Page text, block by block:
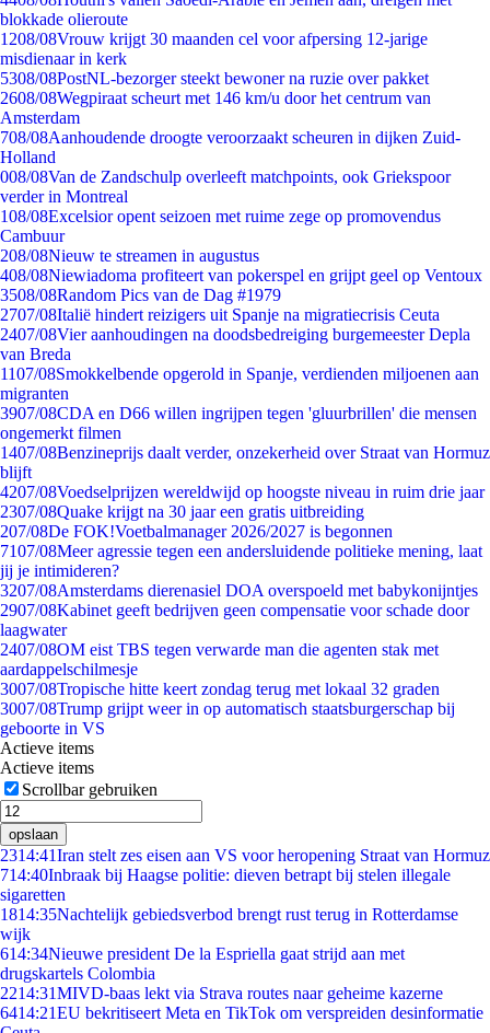
blokkade olieroute
1208/08Vrouw krijgt 30 maanden cel voor afpersing 12-jarige
misdienaar in kerk
5308/08PostNL-bezorger steekt bewoner na ruzie over pakket
2608/08Wegpiraat scheurt met 146 km/u door het centrum van
Amsterdam
708/08Aanhoudende droogte veroorzaakt scheuren in dijken Zuid-
Holland
008/08Van de Zandschulp overleeft matchpoints, ook Griekspoor
verder in Montreal
108/08Excelsior opent seizoen met ruime zege op promovendus
Cambuur
208/08Nieuw te streamen in augustus
408/08Niewiadoma profiteert van pokerspel en grijpt geel op Ventoux
3508/08Random Pics van de Dag #1979
2707/08Italië hindert reizigers uit Spanje na migratiecrisis Ceuta
2407/08Vier aanhoudingen na doodsbedreiging burgemeester Depla
van Breda
1107/08Smokkelbende opgerold in Spanje, verdienden miljoenen aan
migranten
3907/08CDA en D66 willen ingrijpen tegen 'gluurbrillen' die mensen
ongemerkt filmen
1407/08Benzineprijs daalt verder, onzekerheid over Straat van Hormuz
blijft
4207/08Voedselprijzen wereldwijd op hoogste niveau in ruim drie jaar
2307/08Quake krijgt na 30 jaar een gratis uitbreiding
207/08De FOK!Voetbalmanager 2026/2027 is begonnen
7107/08Meer agressie tegen een andersluidende politieke mening, laat
jij je intimideren?
3207/08Amsterdams dierenasiel DOA overspoeld met babykonijntjes
2907/08Kabinet geeft bedrijven geen compensatie voor schade door
laagwater
2407/08OM eist TBS tegen verwarde man die agenten stak met
aardappelschilmesje
3007/08Tropische hitte keert zondag terug met lokaal 32 graden
3007/08Trump grijpt weer in op automatisch staatsburgerschap bij
geboorte in VS
Actieve items
Actieve items
Scrollbar gebruiken
opslaan
2314:41Iran stelt zes eisen aan VS voor heropening Straat van Hormuz
714:40Inbraak bij Haagse politie: dieven betrapt bij stelen illegale
sigaretten
1814:35Nachtelijk gebiedsverbod brengt rust terug in Rotterdamse
wijk
614:34Nieuwe president De la Espriella gaat strijd aan met
drugskartels Colombia
2214:31MIVD-baas lekt via Strava routes naar geheime kazerne
6414:21EU bekritiseert Meta en TikTok om verspreiden desinformatie